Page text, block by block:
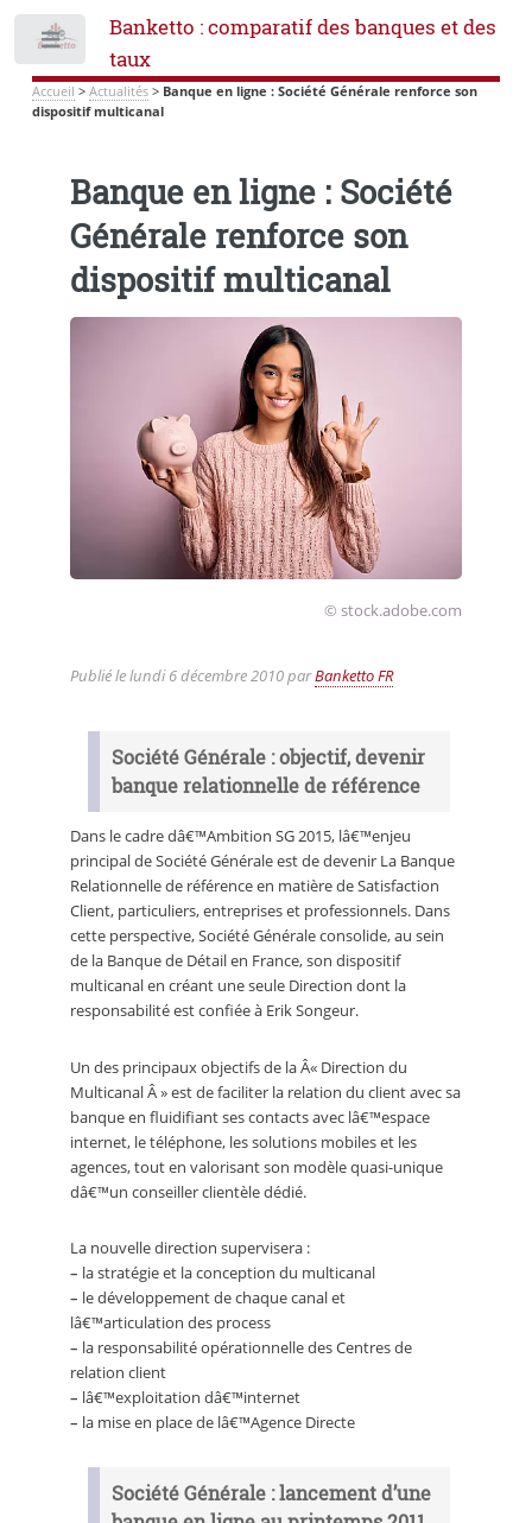
Banketto : comparatif des banques et des
taux
Accueil > Actualités> Banque en ligne : Société Générale renforce son
dispositif multicanal
Banque en ligne : Société
Générale renforce son
dispositif multicanal
© stock.adobe.com
Publié lelundi 6 décembre 2010parBanketto FR
Société Générale : objectif, devenir
banque relationnelle de référence
Dans le cadre dâ€™Ambition SG 2015, lâ€™enjeu
principal de Société Générale est de devenir La Banque
Relationnelle de référence en matière de Satisfaction
Client, particuliers, entreprises et professionnels. Dans
cette perspective, Société Générale consolide, au sein
de la Banque de Détail en France, son dispositif
multicanal en créant une seule Direction dont la
responsabilité est confiée à Erik Songeur.
Un des principaux objectifs de la Â« Direction du
Multicanal Â » est de faciliter la relation du client avec sa
banque en fluidifiant ses contacts avec lâ€™espace
internet, le téléphone, les solutions mobiles et les
agences, tout en valorisant son modèle quasi-unique
dâ€™un conseiller clientèle dédié.
La nouvelle direction supervisera :
– la stratégie et la conception du multicanal
– le développement de chaque canal et
lâ€™articulation des process
– la responsabilité opérationnelle des Centres de
relation client
– lâ€™exploitation dâ€™internet
– la mise en place de lâ€™Agence Directe
Société Générale : lancement d’une